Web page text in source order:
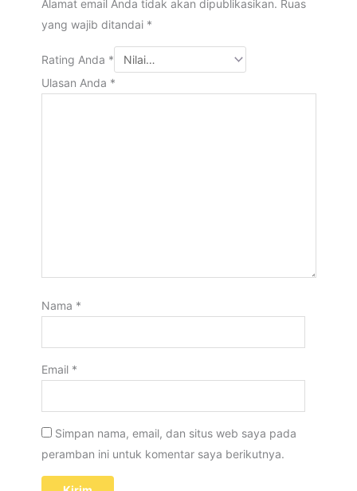
Alamat email Anda tidak akan dipublikasikan. Ruas
yang wajib ditandai *
Rating Anda *
Ulasan Anda *
Nama *
Email *
Simpan nama, email, dan situs web saya pada
peramban ini untuk komentar saya berikutnya.